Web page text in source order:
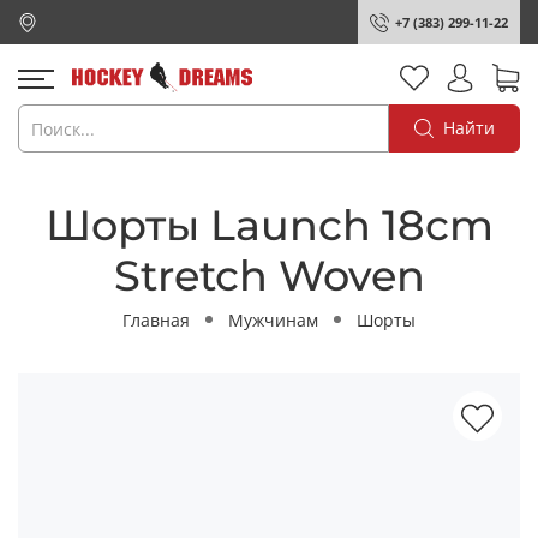
+7 (383) 299-11-22
Найти
Шорты Launch 18cm
Stretch Woven
Главная Мужчинам Шорты